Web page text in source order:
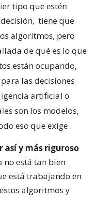
tipo que estén
tiene que
algoritmos, pero
de qué es lo que
están ocupando,
las decisiones
artificial o
son los modelos,
eso que exige .
así y más riguroso
no está tan bien
está trabajando en
algoritmos y